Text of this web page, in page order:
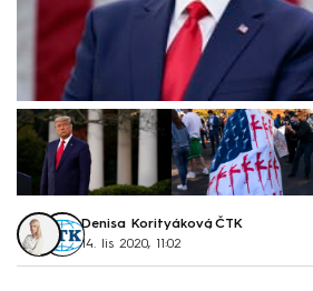
Denisa Korityáková, ČTK
14. lis 2020, 11:02